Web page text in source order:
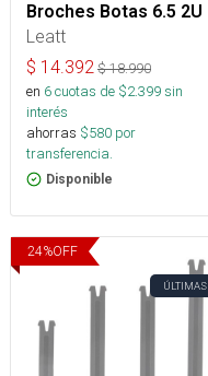
Broches Botas 6.5 2U
Leatt
$ 14.392 $18.990
en 6cuotas de $2.399sin
interés
ahorras $580 por
transferencia.
Disponible
24%OFF
ÚLTIMAS